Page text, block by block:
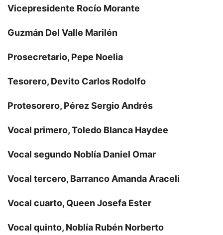
Vicepresidente Rocío Morante
Guzmán Del Valle Marilén
Prosecretario, Pepe Noelia
Tesorero, Devito Carlos Rodolfo
Protesorero, Pérez Sergio Andrés
Vocal primero, Toledo Blanca Haydee
Vocal segundo Noblía Daniel Omar
Vocal tercero, Barranco Amanda Araceli
Vocal cuarto, Queen Josefa Ester
Vocal quinto, Noblía Rubén Norberto